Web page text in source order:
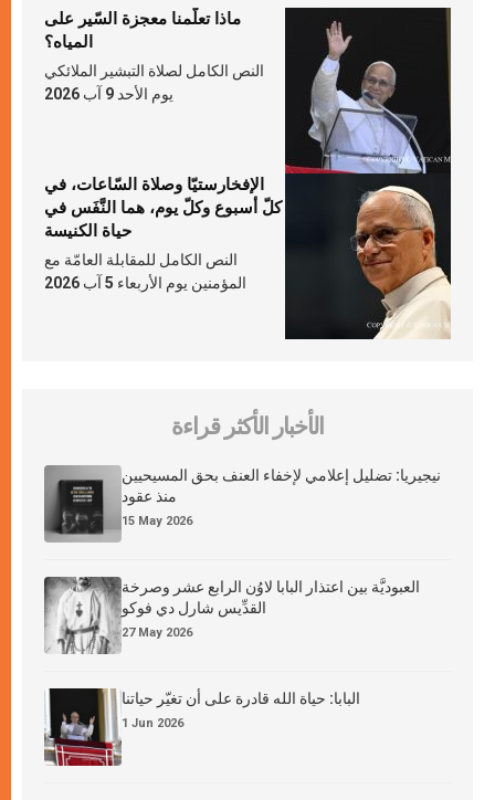
ماذا تعلّمنا معجزة السّير على
المياه؟
النص الكامل لصلاة التبشير الملائكي
يوم الأحد 9 آب 2026
الإفخارستيّا وصلاة السّاعات، في
كلّ أسبوع وكلّ يوم، هما النَّفَس في
حياة الكنيسة
النص الكامل للمقابلة العامّة مع
المؤمنين يوم الأربعاء 5 آب 2026
الأخبار الأكثر قراءة
نيجيريا: تضليل إعلامي لإخفاء العنف بحق المسيحيين
منذ عقود
15 May 2026
العبوديَّة بين اعتذار البابا لاوُن الرابع عشر وصرخة
القدِّيس شارل دي فوكو
27 May 2026
البابا: حياة الله قادرة على أن تغيّر حياتنا
1 Jun 2026